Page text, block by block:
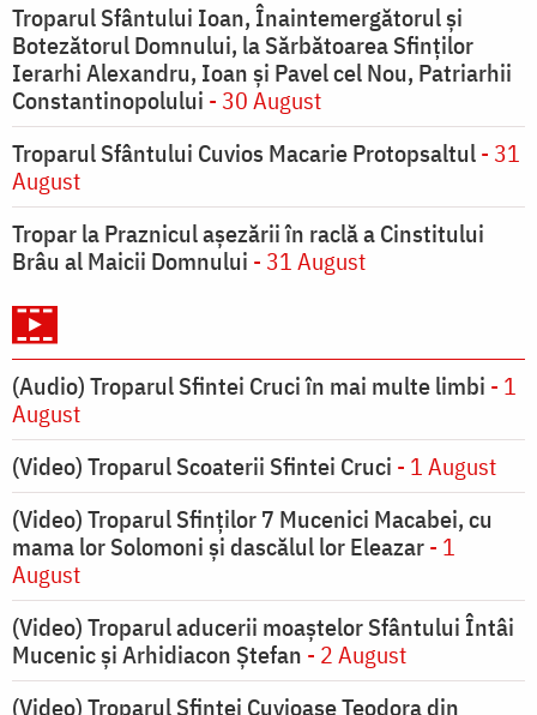
Troparul Sfântului Ioan, Înaintemergătorul şi
Botezătorul Domnului, la Sărbătoarea Sfinţilor
Ierarhi Alexandru, Ioan şi Pavel cel Nou, Patriarhii
Constantinopolului - 30 August
Troparul Sfântului Cuvios Macarie Protopsaltul- 31
August
Tropar la Praznicul aşezării în raclă a Cinstitului
Brâu al Maicii Domnului - 31 August
(Audio) Troparul Sfintei Cruci în mai multe limbi - 1
August
(Video) Troparul Scoaterii Sfintei Cruci - 1 August
(Video) Troparul Sfinților 7 Mucenici Macabei, cu
mama lor Solomoni și dascălul lor Eleazar- 1
August
(Video) Troparul aducerii moaștelor Sfântului Întâi
Mucenic și Arhidiacon Ștefan - 2 August
(Video) Troparul Sfintei Cuvioase Teodora din